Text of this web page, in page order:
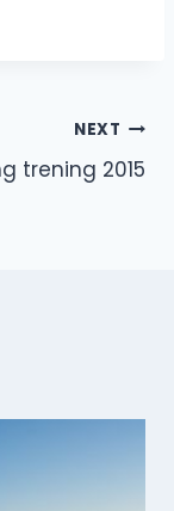
NEXT
trening 2015